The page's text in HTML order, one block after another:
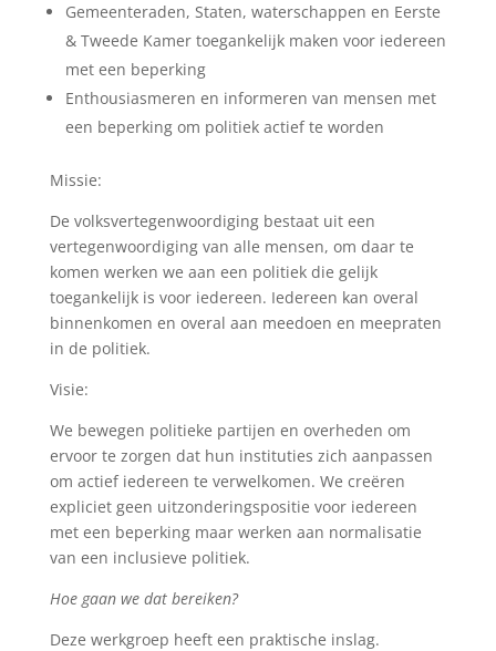
Gemeenteraden, Staten, waterschappen en Eerste
& Tweede Kamer toegankelijk maken voor iedereen
met een beperking
Enthousiasmeren en informeren van mensen met
een beperking om politiek actief te worden
Missie:
De volksvertegenwoordiging bestaat uit een
vertegenwoordiging van alle mensen, om daar te
komen werken we aan een politiek die gelijk
toegankelijk is voor iedereen. Iedereen kan overal
binnenkomen en overal aan meedoen en meepraten
in de politiek.
Visie:
We bewegen politieke partijen en overheden om
ervoor te zorgen dat hun instituties zich aanpassen
om actief iedereen te verwelkomen. We creëren
expliciet geen uitzonderingspositie voor iedereen
met een beperking maar werken aan normalisatie
van een inclusieve politiek.
Hoe gaan we dat bereiken?
Deze werkgroep heeft een praktische inslag.